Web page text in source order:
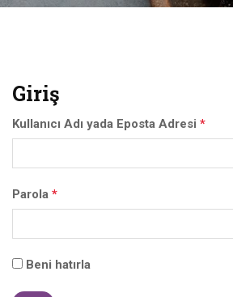
Giriş
Kullanıcı Adı yada Eposta Adresi *
Parola *
Beni hatırla